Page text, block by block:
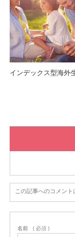
インデックス型海外
この記事へのコメント
名前 ( 必須 )